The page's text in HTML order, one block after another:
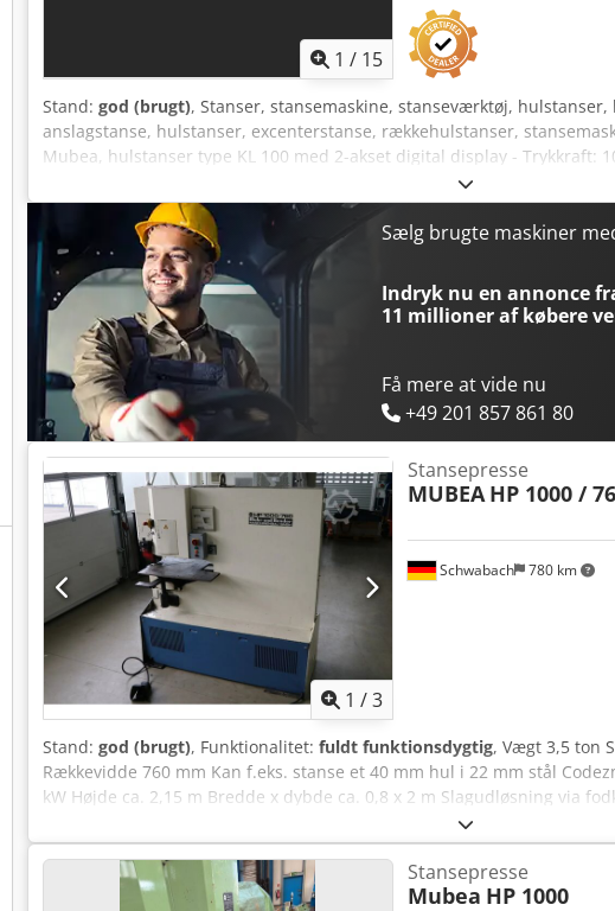
1 / 15
Stand: god (brugt), Stanser, stanse­maskine, stanseværktøj,
anslagstanse, hulstanser, excenterstanse, rækkehulstanser,
Mubea, hulstanser type KL 100 med 2-akset digital display - Trykkraft:
billedet af typeskiltet - Udræk: 535 mm Credpfx Aoik Sl Henqsf -
x = 1100 mm / y = 600 mm - Digital display: Heidenhain 2-akset digital
billeder - Samlede mål: 2200/2020/H2110 mm - Maskinvægt: 3145 kg -
Sælg brugte maskiner
Indryk nu en annonce
11 millioner af købere
Få mere at vide nu
+49 201 857 861 80
1 /3
Schwabach 780 km
Stansepresse
MUBEA HP 1000 /
Stand: god (brugt), Funktionalitet: fuldt funktionsdygtig, Vægt 3,5 ton
Rækkevidde 760 mm Kan f.eks. stanse et 40 mm hul i 22 mm stål
kW Højde ca. 2,15 m Bredde x dybde ca. 0,8 x 2 m Slagudløsning via
Stansepresse
Mubea HP 1000